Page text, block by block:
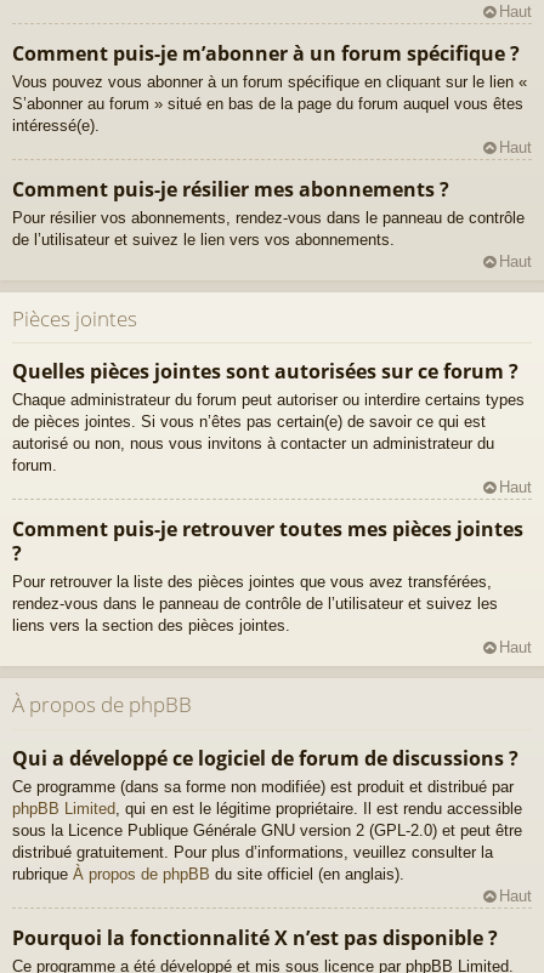
Haut
Comment puis-je m’abonner à un forum spécifique ?
Vous pouvez vous abonner à un forum spécifique en cliquant sur le lien «
S’abonner au forum » situé en bas de la page du forum auquel vous êtes
intéressé(e).
Haut
Comment puis-je résilier mes abonnements ?
Pour résilier vos abonnements, rendez-vous dans le panneau de contrôle
de l’utilisateur et suivez le lien vers vos abonnements.
Haut
Pièces jointes
Quelles pièces jointes sont autorisées sur ce forum ?
Chaque administrateur du forum peut autoriser ou interdire certains types
de pièces jointes. Si vous n’êtes pas certain(e) de savoir ce qui est
autorisé ou non, nous vous invitons à contacter un administrateur du
forum.
Haut
Comment puis-je retrouver toutes mes pièces jointes
?
Pour retrouver la liste des pièces jointes que vous avez transférées,
rendez-vous dans le panneau de contrôle de l’utilisateur et suivez les
liens vers la section des pièces jointes.
Haut
À propos de phpBB
Qui a développé ce logiciel de forum de discussions ?
Ce programme (dans sa forme non modifiée) est produit et distribué par
phpBB Limited , qui en est le légitime propriétaire. Il est rendu accessible
sous la Licence Publique Générale GNU version 2 (GPL-2.0) et peut être
distribué gratuitement. Pour plus d’informations, veuillez consulter la
rubrique À propos de phpBB du site officiel (en anglais).
Haut
Pourquoi la fonctionnalité X n’est pas disponible ?
Ce programme a été développé et mis sous licence par phpBB Limited.